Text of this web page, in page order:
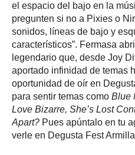
el espacio del bajo en la
pregunten si no a Pixies o
sonidos, líneas de bajo y
característicos”. Fermasa
legendario que, desde Joy
aportado infinidad de temas
oportunidad de oír en
para sentir temas como Blue
Love Bizarre, She’s Lost
Apart? Pues apúntalo en tu
verle en Degusta Fest